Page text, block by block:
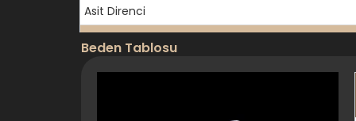
Asit Direnci
Alkali Direnci
Beden Tablosu